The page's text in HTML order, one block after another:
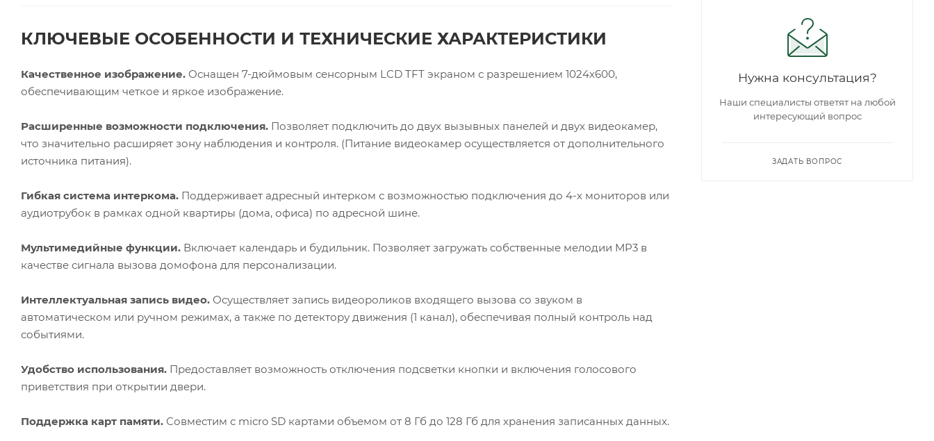
КЛЮЧЕВЫЕ ОСОБЕННОСТИ И ТЕХНИЧЕСКИЕ ХАРАКТЕРИСТИКИ
Качественное изображение. Оснащен 7-дюймовым сенсорным LCD TFT экраном с разрешением 1024х600,
обеспечивающим четкое и яркое изображение.
Расширенные возможности подключения. Позволяет подключить до двух вызывных панелей и двух видеокамер,
что значительно расширяет зону наблюдения и контроля. (Питание видеокамер осуществляется от дополнительного
источника питания).
Гибкая система интеркома. Поддерживает адресный интерком с возможностью подключения до 4-х мониторов или
аудиотрубок в рамках одной квартиры (дома, офиса) по адресной шине.
Мультимедийные функции. Включает календарь и будильник. Позволяет загружать собственные мелодии MP3 в
качестве сигнала вызова домофона для персонализации.
Интеллектуальная запись видео. Осуществляет запись видеороликов входящего вызова со звуком в
автоматическом или ручном режимах, а также по детектору движения (1 канал), обеспечивая полный контроль над
событиями.
Удобство использования. Предоставляет возможность отключения подсветки кнопки и включения голосового
приветствия при открытии двери.
Поддержка карт памяти. Совместим с micro SD картами объемом от 8 Гб до 128 Гб для хранения записанных данных.
Нужна консультация?
Наши специалисты ответят на любой
интересующий вопрос
ЗАДАТЬ ВОПРОС